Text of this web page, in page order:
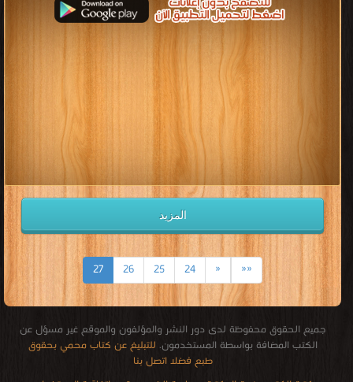
المزيد
««
«
24
25
26
27
جميع الحقوق محفوظة لدى دور النشر والمؤلفون والموقع غير مسؤل عن
الكتب المضافة بواسطة المستخدمون. للتبليغ عن كتاب محمي بحقوق
طبع فضلا اتصل بنا